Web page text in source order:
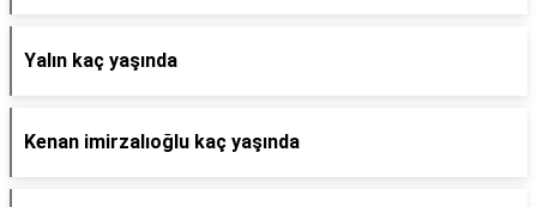
Yalın kaç yaşında
Kenan imirzalıoğlu kaç yaşında